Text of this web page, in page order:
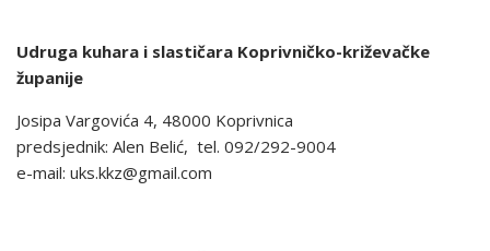
Udruga kuhara i slastičara Koprivničko-križevačke
županije
Josipa Vargovića 4, 48000 Koprivnica
predsjednik: Alen Belić, tel. 092/292-9004
e-mail: uks.kkz@gmail.com